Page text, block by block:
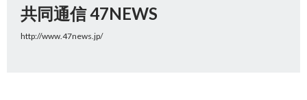
共同通信 47NEWS
http://www.47news.jp/